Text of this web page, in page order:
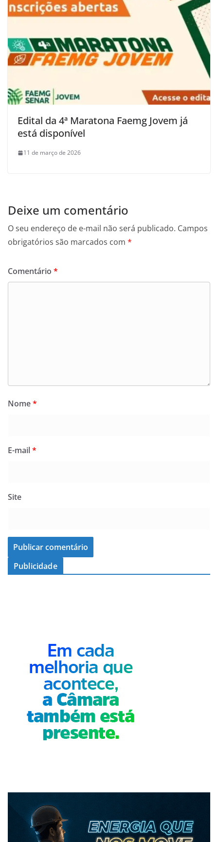
Edital da 4ª Maratona Faemg Jovem já
está disponível
11 de março de 2026
Deixe um comentário
O seu endereço de e-mail não será publicado. Campos
obrigatórios são marcados com *
Comentário *
Nome*
E-mail*
Site
Publicidade